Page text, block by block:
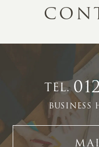
CON
TEL.
BUSINESS